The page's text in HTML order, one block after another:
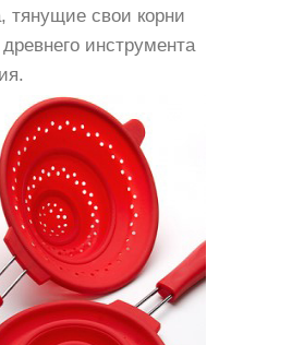
тянущие свои корни
инструмента